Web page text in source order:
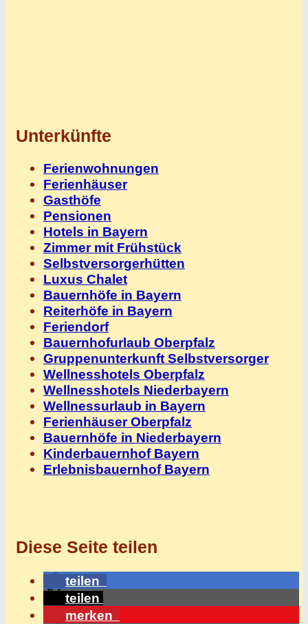
Unterkünfte
Ferienwohnungen
Ferienhäuser
Gasthöfe
Pensionen
Hotels in Bayern
Zimmer mit Frühstück
Selbstversorgerhütten
Luxus Chalet
Bauernhöfe in Bayern
Reiterhöfe in Bayern
Feriendorf
Bauernhofurlaub Oberpfalz
Gruppenunterkunft Selbstversorger
Wellnesshotels Oberpfalz
Wellnesshotels Niederbayern
Wellnessurlaub in Bayern
Ferienhäuser Oberpfalz
Bauernhöfe in Niederbayern
Kinderbauernhof Bayern
Erlebnisbauernhof Bayern
Diese Seite teilen
teilen
teilen
merken